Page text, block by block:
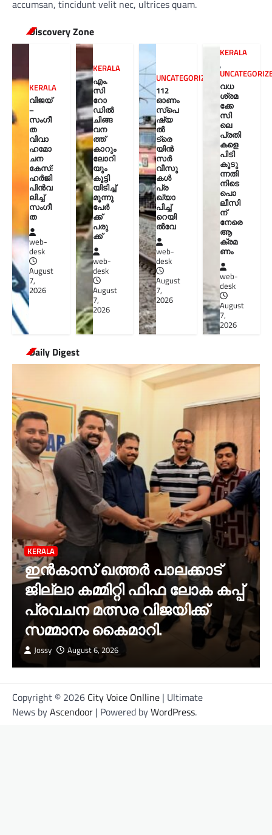
accumsan, tincidunt velit nec, ultrices quam.
Discovery Zone
KERALA
വിജയ്
–
സംഗീ
ത
വിവാ
ഹമോ
ചന
കേസ്:
ഹർജി
പിൻവ
ലിച്ച്
സംഗീ
ത
web-
desk
August
7,
2026
KERALA
എം.
സി
റോ
ഡിൽ
ചിങ്ങ
വന
ത്ത്
കാറും
ലോറി
യും
കൂട്ടി
യിടിച്ച്
മൂന്നു
പേർ
ക്ക്
പരു
ക്ക്
web-
desk
August
7,
2026
UNCATEGORIZED
112
ഓണം
സ്പെ
ഷ്യ
ൽ
ട്രെ
യിൻ
സർ
വീസു
കൾ
പ്ര
ഖ്യാ
പിച്ച്
റെയി
ൽവേ
web-
desk
August
7,
2026
KERALA
,
വധ
ശ്രമ
ക്കേ
സി
ലെ
പ്രതി
കളെ
പിടി
കൂടു
ന്നതി
നിടെ
പൊ
ലീസി
ന്
നേരെ
ആ
ക്രമ
ണം
web-
desk
August
7,
2026
Daily Digest
KERALA
ഇൻകാസ് ഖത്തർ പാലക്കാട്
ജില്ലാ കമ്മിറ്റി ഫിഫ ലോക കപ്പ്
പ്രവചന മത്സര വിജയിക്ക്
സമ്മാനം കൈമാറി.
Jossy August 6, 2026
Copyright © 2026 City Voice Onlline | Ultimate
News byAscendoor | Powered byWordPress.